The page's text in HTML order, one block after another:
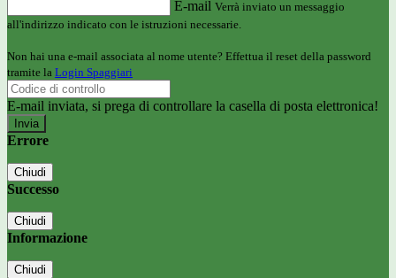
E-mail Verrà inviato un messaggio
all'indirizzo indicato con le istruzioni necessarie.
Non hai una e-mail associata al nome utente? Effettua il reset della password
tramite la Login Spaggiari
E-mail inviata, si prega di controllare la casella di posta elettronica!
Errore
Chiudi
Successo
Chiudi
Informazione
Chiudi